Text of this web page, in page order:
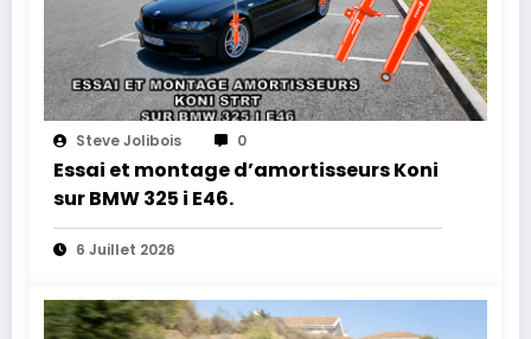
Steve Jolibois 0
Essai et montage d’amortisseurs Koni
sur BMW 325 i E46.
6 Juillet 2026